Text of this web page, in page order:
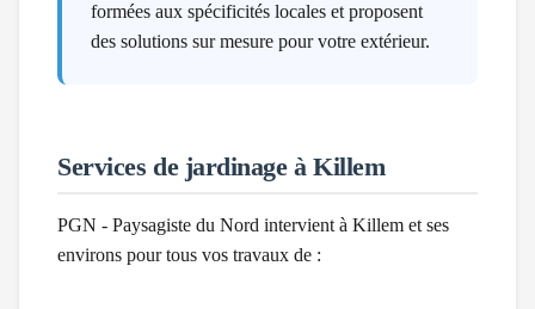
formées aux spécificités locales et proposent
des solutions sur mesure pour votre extérieur.
Services de jardinage àKillem
PGN - Paysagiste du Nord intervient à Killem et ses
environs pour tous vos travaux de :